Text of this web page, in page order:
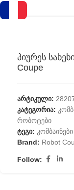
პიურეს
Coupe
არტიკული:
კატეგორია:
რობოტები
ტეგი: კომბაინები
Brand: Robot
Follow: